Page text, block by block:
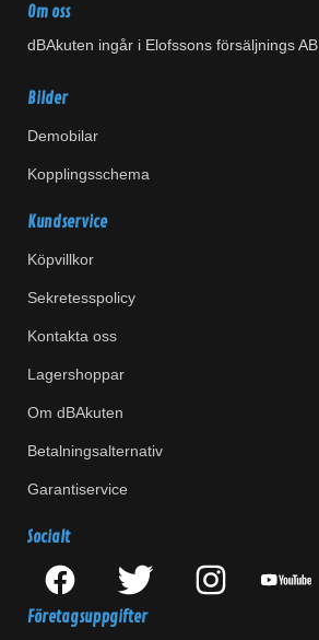
Om oss
dBAkuten ingår i Elofssons försäljnings AB
Bilder
Demobilar
Kopplingsschema
Kundservice
Köpvillkor
Sekretesspolicy
Kontakta oss
Lagershoppar
Om dBAkuten
Betalningsalternativ
Garantiservice
Socialt
Företagsuppgifter